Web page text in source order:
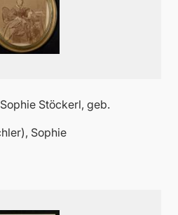
Stöckerl, geb.
Sophie